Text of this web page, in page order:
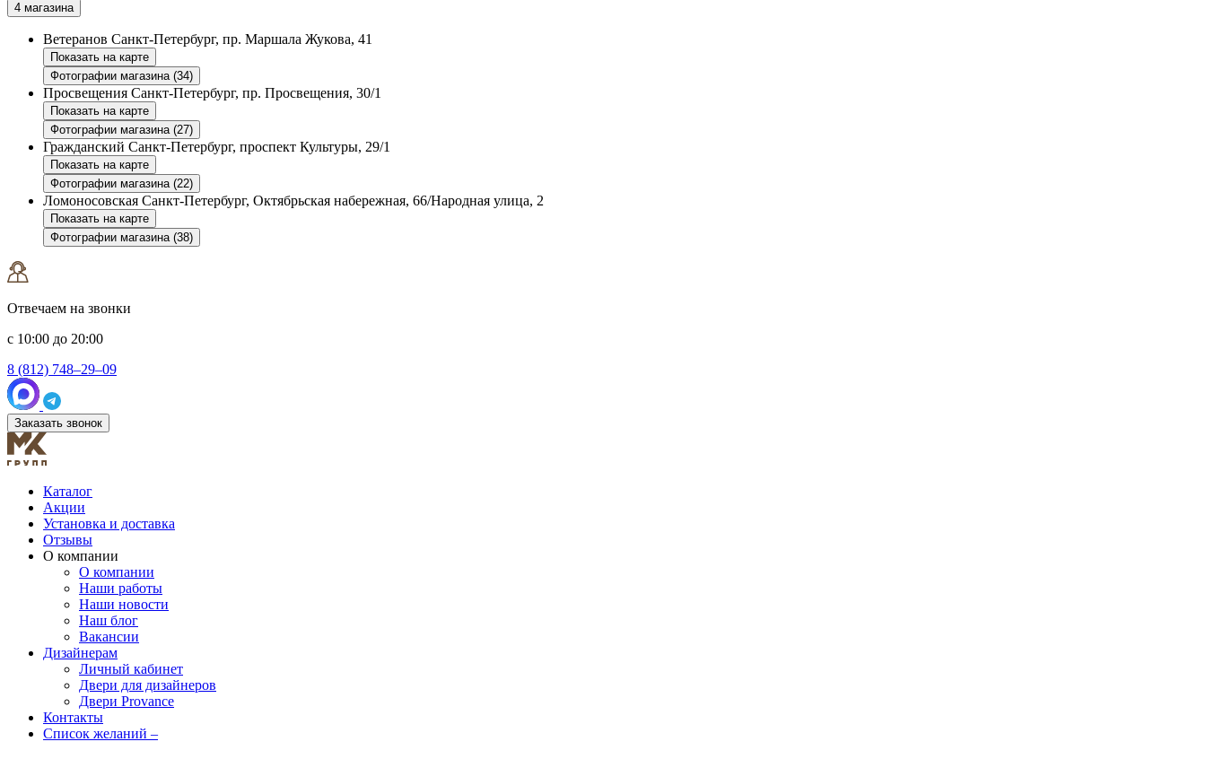
4 магазина
Ветеранов Санкт-Петербург, пр. Маршала Жукова, 41
Показать на карте
Фотографии магазина (34)
Просвещения Санкт-Петербург, пр. Просвещения, 30/1
Показать на карте
Фотографии магазина (27)
Гражданский Санкт-Петербург, проспект Культуры, 29/1
Показать на карте
Фотографии магазина (22)
Ломоносовская Санкт-Петербург, Октябрьская набережная, 66/Народная улица, 2
Показать на карте
Фотографии магазина (38)
Отвечаем на звонки
с 10:00 до 20:00
8 (812) 748–29–09
Заказать звонок
Каталог
Акции
Установка и доставка
Отзывы
О компании
О компании
Наши работы
Наши новости
Наш блог
Вакансии
Дизайнерам
Личный кабинет
Двери для дизайнеров
Двери Provance
Контакты
Список желаний –